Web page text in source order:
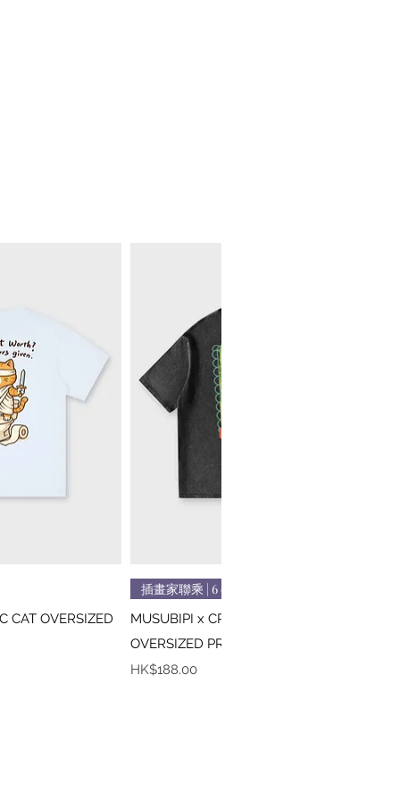
CAT OVERSIZED
插畫家聯乘 | 6 colors
MUSUBIPI x CREEPS / MONA LISA
OVERSIZED PRINTED TEE
價格
HK$188.00